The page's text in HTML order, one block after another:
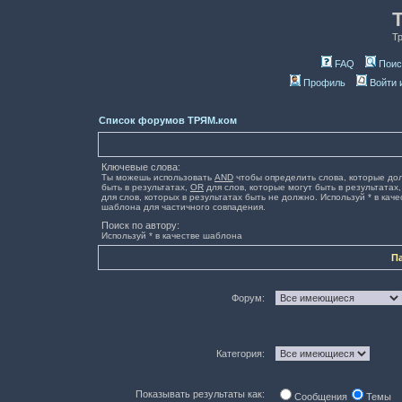
FAQ
Профиль
Войти
Список форумов ТРЯМ.ком
Ключевые слова:
Ты можешь использовать AND чтобы определить слова, которые
быть в результатах, OR для слов, которые могут быть в
для слов, которых в результатах быть не должно. Используй * в
шаблона для частичного совпадения.
Поиск по автору:
Используй * в качестве шаблона
Форум:
Категория:
Показывать результаты как: Сообщения Темы